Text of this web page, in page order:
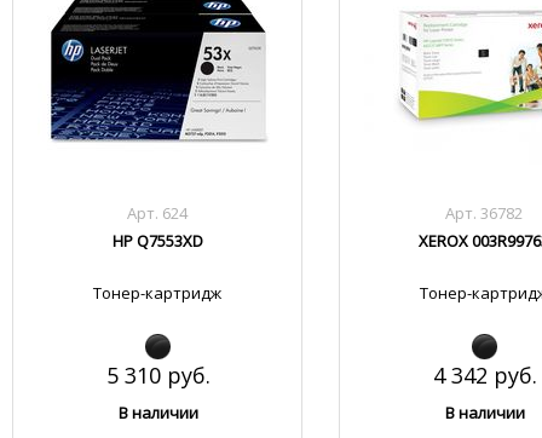
Арт. 624
HP Q7553XD
Тонер-картридж
5 310 руб.
В наличии
Арт. 36782
XEROX
Тонер-
4 342 руб.
В наличии